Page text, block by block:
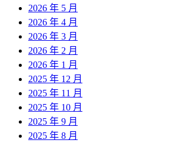
2026 年 5 月
2026 年 4 月
2026 年 3 月
2026 年 2 月
2026 年 1 月
2025 年 12 月
2025 年 11 月
2025 年 10 月
2025 年 9 月
2025 年 8 月